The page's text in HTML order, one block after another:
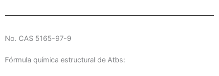
No. CAS 5165-97-9
Fórmula química estructural de Atbs: